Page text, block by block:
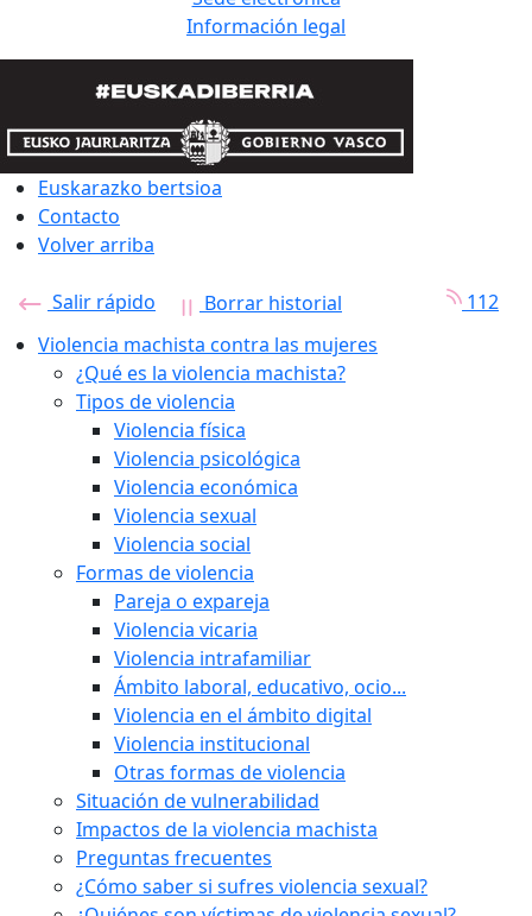
Información legal
Euskarazko bertsioa
Contacto
Volver arriba
Salir rápido Borrar historial
112
Violencia machista contra las mujeres
¿Qué es la violencia machista?
Tipos de violencia
Violencia física
Violencia psicológica
Violencia económica
Violencia sexual
Violencia social
Formas de violencia
Pareja o expareja
Violencia vicaria
Violencia intrafamiliar
Ámbito laboral, educativo, ocio...
Violencia en el ámbito digital
Violencia institucional
Otras formas de violencia
Situación de vulnerabilidad
Impactos de la violencia machista
Preguntas frecuentes
¿Cómo saber si sufres violencia sexual?